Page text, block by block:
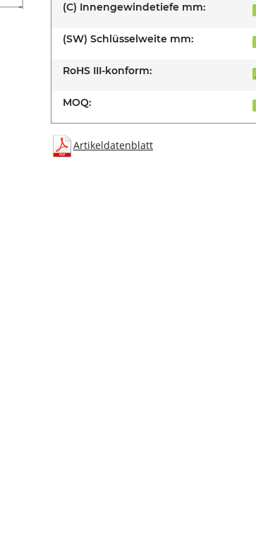
(C) Innengewindetiefe mm:
(SW) Schlüsselweite mm:
RoHS III-konform:
MOQ:
Artikeldatenblatt